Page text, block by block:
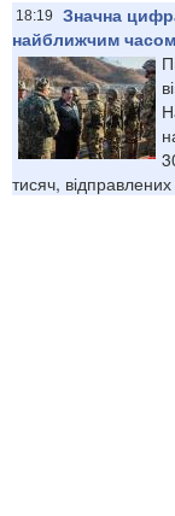
18:19
Значна
найближчим
тисяч,